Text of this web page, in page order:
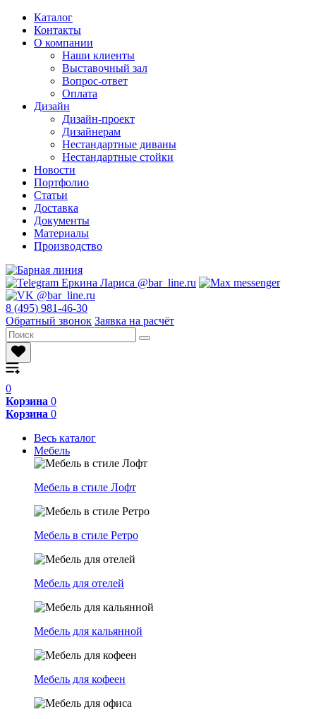
Каталог
Контакты
О компании
Наши клиенты
Выставочный зал
Вопрос-ответ
Оплата
Дизайн
Дизайн-проект
Дизайнерам
Нестандартные диваны
Нестандартные стойки
Новости
Портфолио
Статьи
Доставка
Документы
Материалы
Производство
8 (495) 981-46-30
Обратный звонок Заявка на расчёт
0
Корзина 0
Корзина 0
Весь каталог
Мебель
Мебель в стиле Лофт
Мебель в стиле Ретро
Мебель для отелей
Мебель для кальянной
Мебель для кофеен